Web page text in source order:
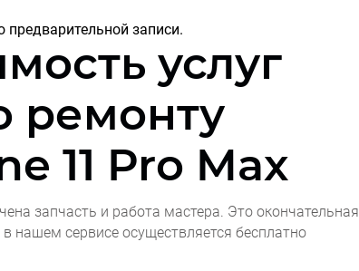
записи.
услуг
ремонту
11 Pro Max
запчасть и работа мастера. Это окончательная
нашем сервисе осуществляется бесплатно